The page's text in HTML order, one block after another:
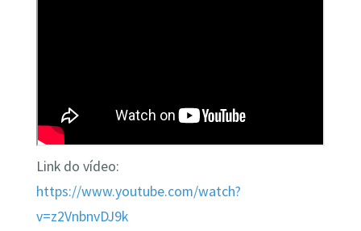
Link do vídeo:
https://www.youtube.com/watch?
v=z2VnbnvDJ9k